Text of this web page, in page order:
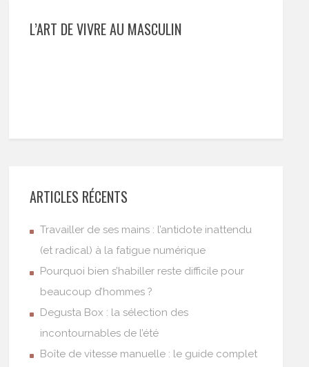
L’ART DE VIVRE AU MASCULIN
ARTICLES RÉCENTS
Travailler de ses mains : l’antidote inattendu
(et radical) à la fatigue numérique
Pourquoi bien s’habiller reste difficile pour
beaucoup d’hommes ?
Degusta Box : la sélection des
incontournables de l’été
Boîte de vitesse manuelle : le guide complet